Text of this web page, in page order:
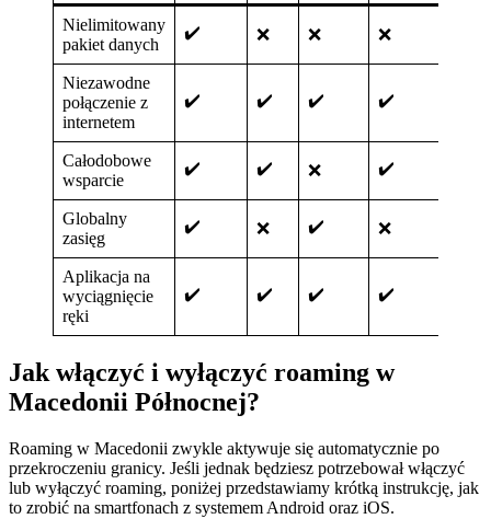
Nielimitowany
pakiet danych
✔️ ❌ ❌ ❌
Niezawodne
połączenie z
internetem
✔️ ✔️ ✔️ ✔️
Całodobowe
wsparcie
✔️ ✔️ ❌ ✔️
Globalny
zasięg
✔️ ❌ ✔️ ❌
Aplikacja na
wyciągnięcie
ręki
✔️ ✔️ ✔️ ✔️
Jak włączyć i wyłączyć roaming w
Macedonii Północnej?
Roaming w Macedonii zwykle aktywuje się automatycznie po
przekroczeniu granicy. Jeśli jednak będziesz potrzebował włączyć
lub wyłączyć roaming, poniżej przedstawiamy krótką instrukcję, jak
to zrobić na smartfonach z systemem Android oraz iOS.